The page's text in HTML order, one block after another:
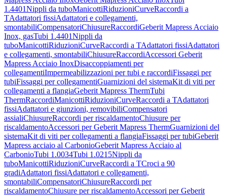
1.4401Nippli da tuboManicottiRiduzioniCurveRaccordi a
TAdattatori fissiAdattatori e collegamenti,
smontabiliCompensatoriChiusureRaccordiGeberit Mapress Acciaio
Inox, gasTubi 1.4401Nippli da
tuboManicottiRiduzioniCurveRaccordi a TAdattatori fissiAdattatori
e collegamenti, smontabiliChiusureRaccordiAccessori Geberit
Mapress Acciaio InoxDisaccoppiamenti per
collegamentiImpermeabilizzazioni per tubi e raccordiFissaggi per
tubiFissaggi per collegamentiGuarnizioni del sistemaKit di viti per
collegamenti a flangiaGeberit Mapress ThermTubi
ThermRaccordiManicottiRiduzioniCurveRaccordi a TAdattatori
fissiAdattatori e giunzioni, removibiliCompensatori
assialiChiusureRaccordi per riscaldamentoChiusure per
riscaldamentoAccessori per Geberit Mapress ThermGuarnizioni del
sistemaKit di viti per collegamenti a flangiaFissaggi per tubiGeberit
Mapress acciaio al CarbonioGeberit Mapress Acciaio al
CarbonioTubi 1.0034Tubi 1.0215Nippli da
tuboManicottiRiduzioniCurveRaccordi a TCroci a 90
gradiAdattatori fissiAdattatori e collegamenti,
smontabiliCompensatoriChiusureRaccordi per
riscaldamentoChiusure per riscaldamentoAccessori per Geberit